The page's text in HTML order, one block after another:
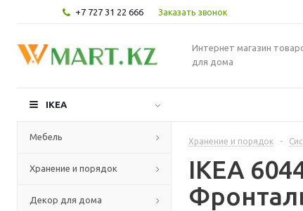
+7 727 31 22 666 Заказать звонок
Интернет магазин
для дома
IKEA
Мебель
Хранение и порядок
Декор для дома
Хранение и порядок -
IKEA